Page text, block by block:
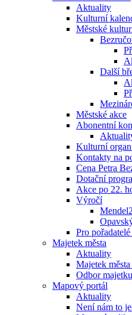
Aktuality
Kulturní
Městské
Další
Městské akce
Abonentní
Kulturní
Kontakty na
Cena Petra
Dotační
Akce po 22.
Výročí
Pro
Majetek města
Aktuality
Majetek
Odbor
Mapový portál
Aktuality
Není nám to